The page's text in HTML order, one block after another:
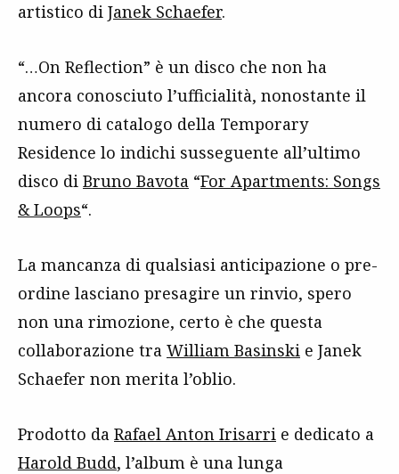
artistico di Janek Schaefer.
“…On Reflection” è un disco che non ha
ancora conosciuto l’ufficialità, nonostante il
numero di catalogo della Temporary
Residence lo indichi susseguente all’ultimo
disco di Bruno Bavota “For Apartments: Songs
& Loops“.
La mancanza di qualsiasi anticipazione o pre-
ordine lasciano presagire un rinvio, spero
non una rimozione, certo è che questa
collaborazione tra William Basinski e Janek
Schaefer non merita l’oblio.
Prodotto da Rafael Anton Irisarri e dedicato a
Harold Budd, l’album è una lunga